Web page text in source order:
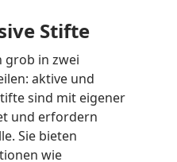
Stifte
grob in zwei
aktive und
sind mit eigener
und erfordern
Sie bieten
wie